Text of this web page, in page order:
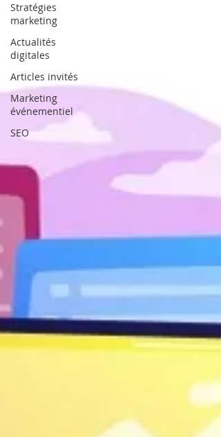
Stratégies
marketing
Actualités
digitales
Articles invités
Marketing
événementiel
SEO